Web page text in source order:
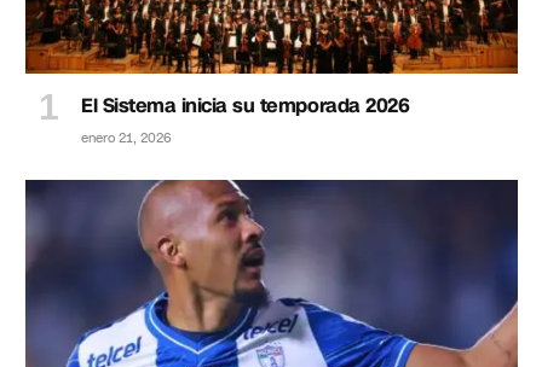
El Sistema inicia su temporada 2026
enero 21, 2026